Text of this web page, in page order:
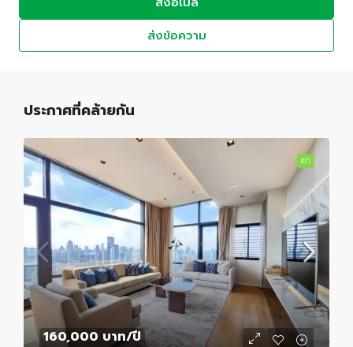
ส่งข้อความ
ประกาศที่คล้ายกัน
เช่า
160,000 บาท/ปี